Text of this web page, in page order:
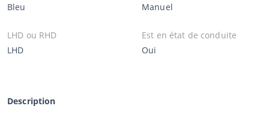
Bleu
Manuel
LHD ou RHD
LHD
Est en état de conduite
Oui
Description